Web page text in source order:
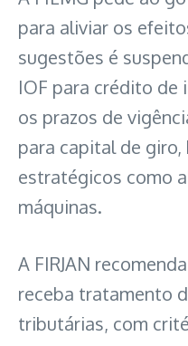
para aliviar os
sugestões é
IOF para crédito de
os prazos de
para capital de
estratégicos como
máquinas.
A FIRJAN
receba tratamento
tributárias, com